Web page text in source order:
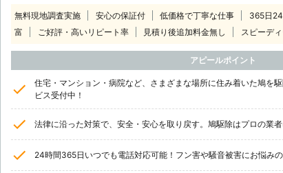
無料現地調査実施 安心の保証付 低価格で丁寧な仕事 365日
富
ご好評・高いリピート率 見積り後追加料金無し スピーデ
アピールポイント
住宅・マンション・病院など、さまざまな場所に住み着いた鳩を
ビス受付中！
法律に沿った対策で、安全・安心を取り戻す。鳩駆除はプロの業
24時間365日いつでも電話対応可能！フン害や騒音被害にお悩み